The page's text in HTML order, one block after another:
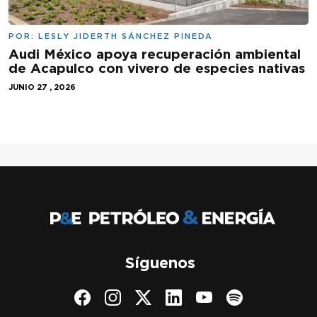
POR: LESLY JIDERTH SÁNCHEZ PINEDA
Audi México apoya recuperación ambiental
de Acapulco con vivero de especies nativas
JUNIO 27 , 2026
Síguenos